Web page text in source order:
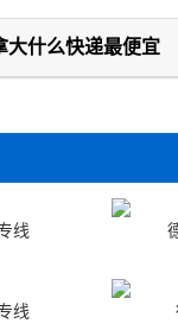
大什么快递最便宜
线
线